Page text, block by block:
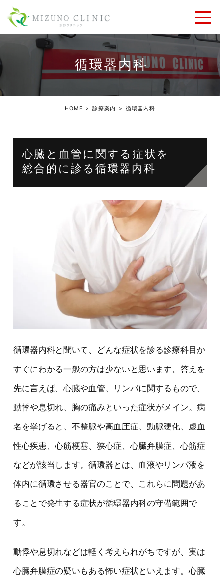
循環器内科
HOME 診療案内 循環器内科
心臓と血管に関する症状を
総合的に診る循環器内科
循環器内科と聞いて、どんな症状を診る診療科目か
すぐにわかる一般の方は少ないと思います。答えを
先に言えば、心臓や血管、リンパに関するもので、
動悸や息切れ、胸の痛みといった症状がメイン。病
名を挙げると、不整脈や高血圧症、動脈硬化、虚血
性心疾患、心筋梗塞、狭心症、心臓弁膜症、心筋症
などが該当します。循環器とは、血液やリンパ液を
体内に循環させる器官のことで、これらに問題があ
ることで発生する症状が循環器内科の守備範囲で
す。
動悸や息切れなどは軽く考えられがちですが、実は
心臓弁膜症の疑いもある怖い症状といえます。心臓